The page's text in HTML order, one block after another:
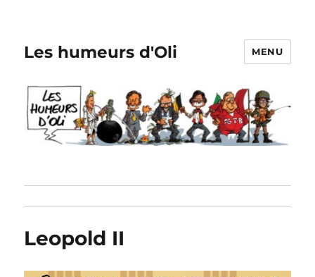
Les humeurs d'Oli MENU
Leopold II